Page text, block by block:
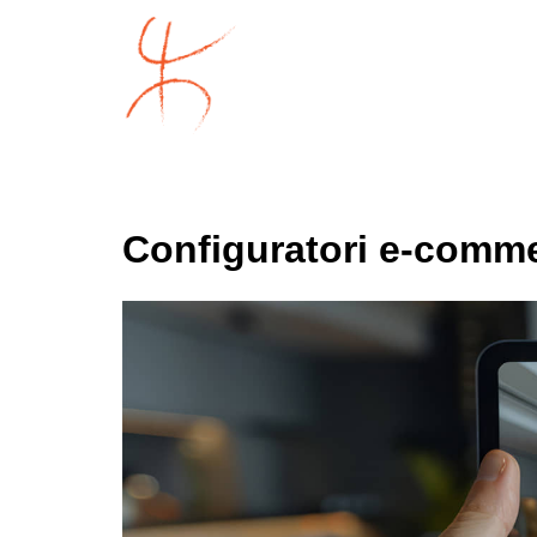
Configuratori e-